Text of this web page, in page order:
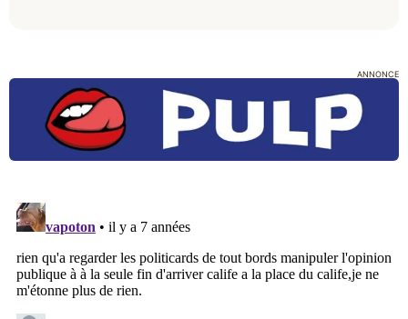
ANNONCE